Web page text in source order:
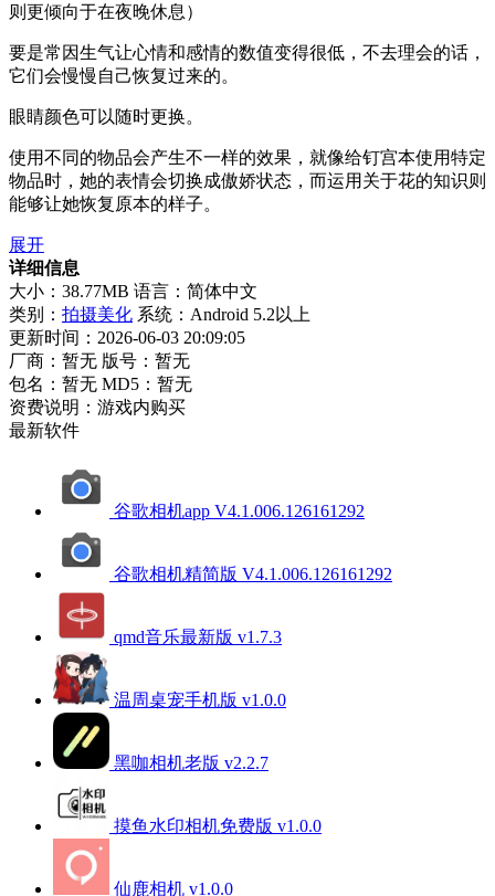
则更倾向于在夜晚休息）
要是常因生气让心情和感情的数值变得很低，不去理会的话，
它们会慢慢自己恢复过来的。
眼睛颜色可以随时更换。
使用不同的物品会产生不一样的效果，就像给钉宫本使用特定
物品时，她的表情会切换成傲娇状态，而运用关于花的知识则
能够让她恢复原本的样子。
展开
详细信息
大小：38.77MB 语言：简体中文
类别： 拍摄美化 系统：Android 5.2以上
更新时间：2026-06-03 20:09:05
厂商：暂无 版号：暂无
包名：暂无 MD5：暂无
资费说明：游戏内购买
最新软件
谷歌相机app V4.1.006.126161292
谷歌相机精简版 V4.1.006.126161292
qmd音乐最新版 v1.7.3
温周桌宠手机版 v1.0.0
黑咖相机老版 v2.2.7
摸鱼水印相机免费版 v1.0.0
仙鹿相机 v1.0.0